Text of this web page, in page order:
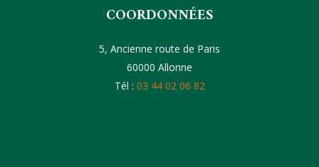
COORDONNÉES
5, Ancienne route de Paris
60000 Allonne
Tél : 03 44 02 06 82